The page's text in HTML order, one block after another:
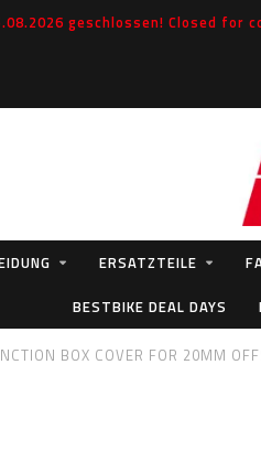
geschlossen! Closed
ERSATZTEILE
BESTBIKE DEAL DAYS
BOX COVER FOR 20MM